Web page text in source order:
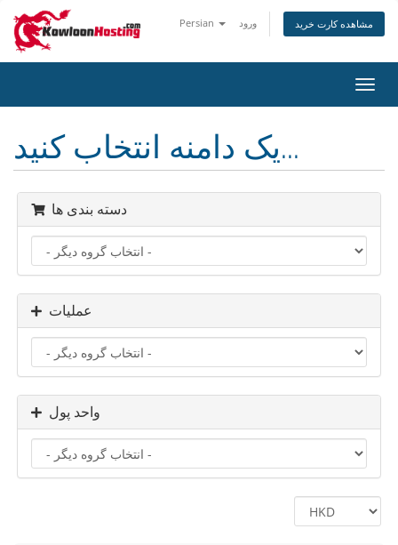
Persian ورود مشاهده کارت خرید
تغییر
یک دامنه انتخاب کنید...
دسته بندی ها
عملیات
واحد پول